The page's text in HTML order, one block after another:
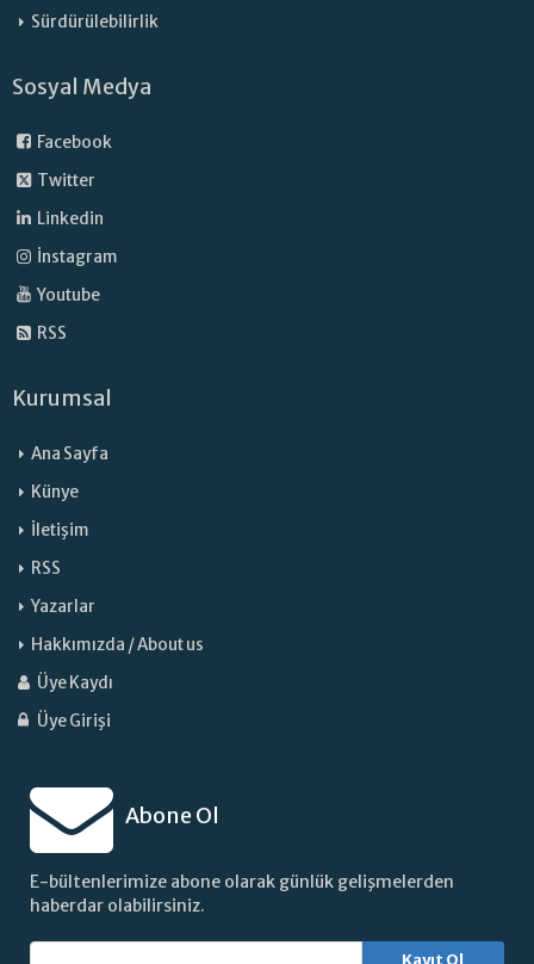
Sürdürülebilirlik
Sosyal Medya
Facebook
Twitter
Linkedin
İnstagram
Youtube
RSS
Kurumsal
Ana Sayfa
Künye
İletişim
RSS
Yazarlar
Hakkımızda / About us
Üye Kaydı
Üye Girişi
Abone Ol
E-bültenlerimize abone olarak günlük gelişmelerden
haberdar olabilirsiniz.
Kayıt Ol